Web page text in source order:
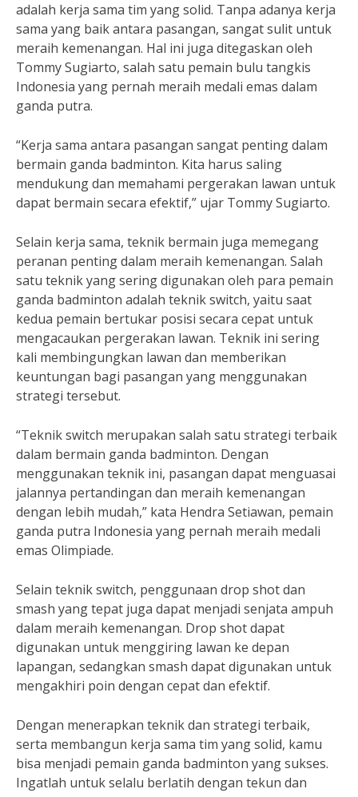
adalah kerja sama tim yang solid. Tanpa adanya kerja
sama yang baik antara pasangan, sangat sulit untuk
meraih kemenangan. Hal ini juga ditegaskan oleh
Tommy Sugiarto, salah satu pemain bulu tangkis
Indonesia yang pernah meraih medali emas dalam
ganda putra.
“Kerja sama antara pasangan sangat penting dalam
bermain ganda badminton. Kita harus saling
mendukung dan memahami pergerakan lawan untuk
dapat bermain secara efektif,” ujar Tommy Sugiarto.
Selain kerja sama, teknik bermain juga memegang
peranan penting dalam meraih kemenangan. Salah
satu teknik yang sering digunakan oleh para pemain
ganda badminton adalah teknik switch, yaitu saat
kedua pemain bertukar posisi secara cepat untuk
mengacaukan pergerakan lawan. Teknik ini sering
kali membingungkan lawan dan memberikan
keuntungan bagi pasangan yang menggunakan
strategi tersebut.
“Teknik switch merupakan salah satu strategi terbaik
dalam bermain ganda badminton. Dengan
menggunakan teknik ini, pasangan dapat menguasai
jalannya pertandingan dan meraih kemenangan
dengan lebih mudah,” kata Hendra Setiawan, pemain
ganda putra Indonesia yang pernah meraih medali
emas Olimpiade.
Selain teknik switch, penggunaan drop shot dan
smash yang tepat juga dapat menjadi senjata ampuh
dalam meraih kemenangan. Drop shot dapat
digunakan untuk menggiring lawan ke depan
lapangan, sedangkan smash dapat digunakan untuk
mengakhiri poin dengan cepat dan efektif.
Dengan menerapkan teknik dan strategi terbaik,
serta membangun kerja sama tim yang solid, kamu
bisa menjadi pemain ganda badminton yang sukses.
Ingatlah untuk selalu berlatih dengan tekun dan